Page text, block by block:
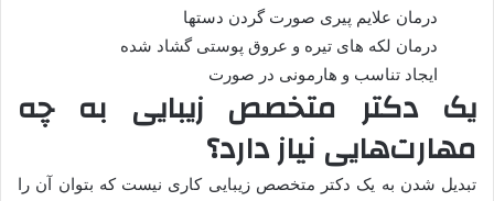
درمان علایم پیری صورت گردن دستها
درمان لکه های تیره و عروق پوستی گشاد شده
ایجاد تناسب و هارمونی در صورت
یک دکتر متخصص زیبایی به چه
مهارت‌هایی نیاز دارد؟
تبدیل شدن به یک دکتر متخصص زیبایی کاری نیست که بتوان آن را